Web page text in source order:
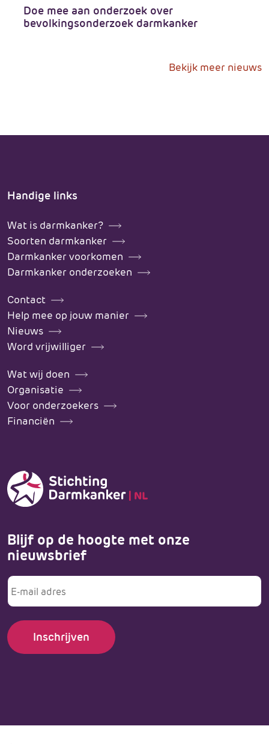
Doe mee aan onderzoek over
bevolkingsonderzoek darmkanker
Bekijk meer nieuws
Handige links
Wat is darmkanker?
Soorten darmkanker
Darmkanker voorkomen
Darmkanker onderzoeken
Contact
Help mee op jouw manier
Nieuws
Word vrijwilliger
Wat wij doen
Organisatie
Voor onderzoekers
Financiën
Blijf op de hoogte met onze
nieuwsbrief
E-
mailadres